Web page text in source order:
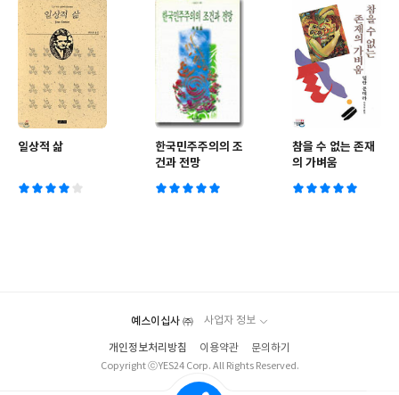
일상적 삶
한국민주주의의 조
건과 전망
참을 수 없는 존재
의 가벼움
예스이십사 ㈜ 사업자 정보
개인정보처리방침 이용약관
문의하기
Copyright ⓒYES24 Corp. All Rights Reserved.